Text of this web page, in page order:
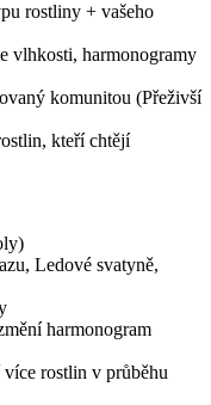
rostliny + vašeho
vlhkosti, harmonogramy
komunitou (Přeživší
kteří chtějí
Ledové svatyně,
harmonogram
rostlin v průběhu